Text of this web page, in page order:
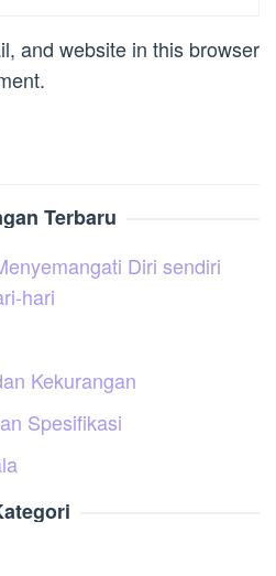
and website in this browser
Terbaru
Diri sendiri
hari
Kekurangan
Spesifikasi